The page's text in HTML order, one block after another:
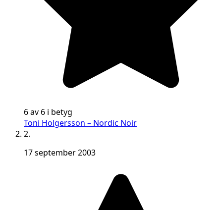
6 av 6 i betyg
Toni Holgersson – Nordic Noir
2.
17 september 2003